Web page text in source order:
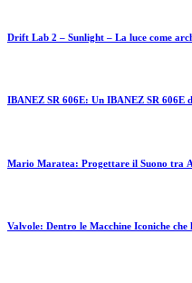
Drift Lab 2 – Sunlight – La luce come
IBANEZ SR 606E: Un IBANEZ SR 606E
Mario Maratea: Progettare il Suono tra
Valvole: Dentro le Macchine Iconiche che